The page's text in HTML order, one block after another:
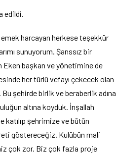
edildi.
emek harcayan herkese teşekkür
sunuyorum. Şanssız bir
Eken başkan ve yönetimine de
her türlü vefayı çekecek olan
şehirde birlik ve beraberlik adına
altına koyduk. İnşallah
şehrimize ve bütün
göstereceğiz. Kulübün mali
çok zor. Biz çok fazla proje